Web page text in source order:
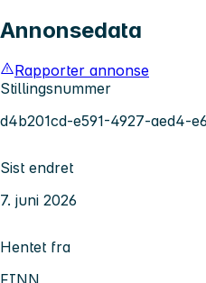
Annonsedata
Rapporter annonse
Stillingsnummer
d4b201cd-e591-4927-aed4-
Sist endret
7. juni 2026
Hentet fra
FINN